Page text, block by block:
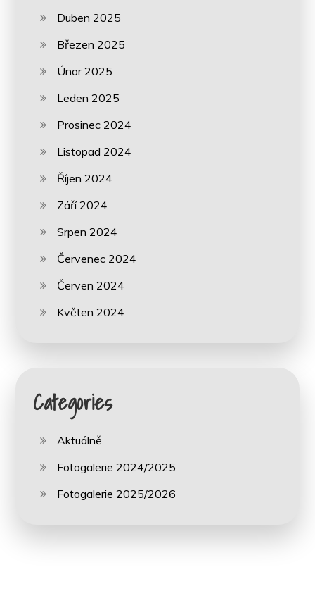
Duben 2025
Březen 2025
Únor 2025
Leden 2025
Prosinec 2024
Listopad 2024
Říjen 2024
Září 2024
Srpen 2024
Červenec 2024
Červen 2024
Květen 2024
Categories
Aktuálně
Fotogalerie 2024/2025
Fotogalerie 2025/2026